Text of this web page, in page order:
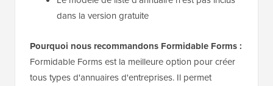
dans la version gratuite
Pourquoi nous recommandons Formidable Forms :
Formidable Forms est la meilleure option pour créer
tous types d'annuaires d'entreprises. Il permet